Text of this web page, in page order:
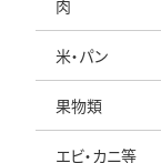
肉
米・パン
果物類
エビ・カニ等